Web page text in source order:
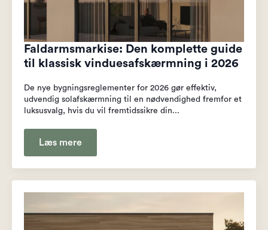
Faldarmsmarkise: Den komplette guide
til klassisk vinduesafskærmning i 2026
De nye bygningsreglementer for 2026 gør effektiv,
udvendig solafskærmning til en nødvendighed fremfor et
luksusvalg, hvis du vil fremtidssikre din...
Læs mere